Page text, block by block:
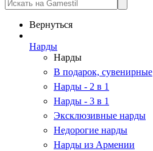
Вернуться
Нарды
Нарды
В подарок, сувенирные
Нарды - 2 в 1
Нарды - 3 в 1
Эксклюзивные нарды
Недорогие нарды
Нарды из Армении